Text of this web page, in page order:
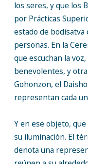
los seres, y que los
por Prácticas
estado de
personas. En la
que escuchan la
benevolentes, y
Gohonzon, el
representan cada
Y en ese objeto,
su iluminación. El
denota una